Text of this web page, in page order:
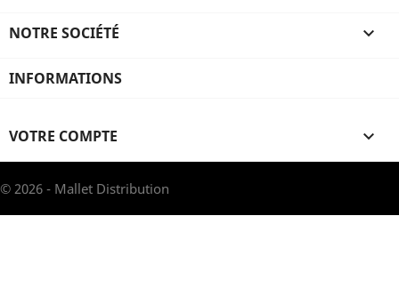
NOTRE SOCIÉTÉ 
INFORMATIONS
VOTRE COMPTE 
© 2026 - Mallet Distribution